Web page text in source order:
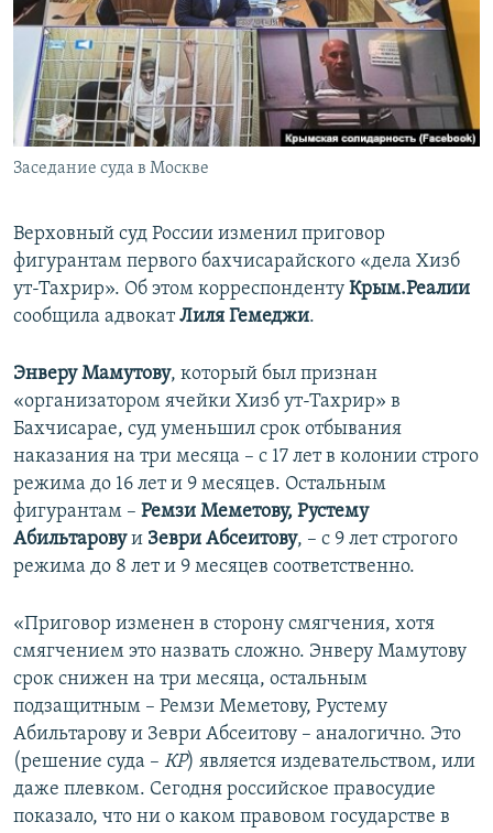
ПОБЕДИТЕЛЕЙ НЕ СУДЯТ?
КРЫМ.НЕПОКОРЕННЫЙ
ELIFBE
УКРАИНСКАЯ ПРОБЛЕМА КРЫМА
ПРИСОЕДИНЯЙТЕСЬ!
Все сайты RFE/RL
Заседание суда в Москве
Верховный суд России изменил приговор
фигурантам первого бахчисарайского «дела Хизб
ут-Тахрир». Об этом корреспонденту Крым.Реалии
сообщила адвокатЛиля Гемеджи.
Энверу Мамутову, который был признан
«организатором ячейки Хизб ут-Тахрир» в
Бахчисарае, суд уменьшил срок отбывания
наказания на три месяца – с 17 лет в колонии строго
режима до 16 лет и 9 месяцев. Остальным
фигурантам – Ремзи Меметову, Рустему
Абильтаровуи Зеври Абсеитову, – с 9 лет строгого
режима до 8 лет и 9 месяцев соответственно.
«Приговор изменен в сторону смягчения, хотя
смягчением это назвать сложно. Энверу Мамутову
срок снижен на три месяца, остальным
подзащитным – Ремзи Меметову, Рустему
Абильтарову и Зеври Абсеитову – аналогично. Это
(решение суда – КР) является издевательством, или
даже плевком. Сегодня российское правосудие
показало, что ни о каком правовом государстве в